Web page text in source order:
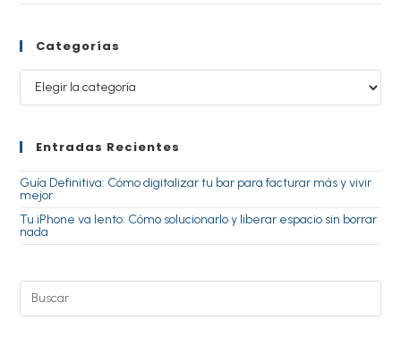
Categorías
Entradas Recientes
Guía Definitiva: Cómo digitalizar tu bar para facturar más y vivir
mejor
Tu iPhone va lento: Cómo solucionarlo y liberar espacio sin borrar
nada